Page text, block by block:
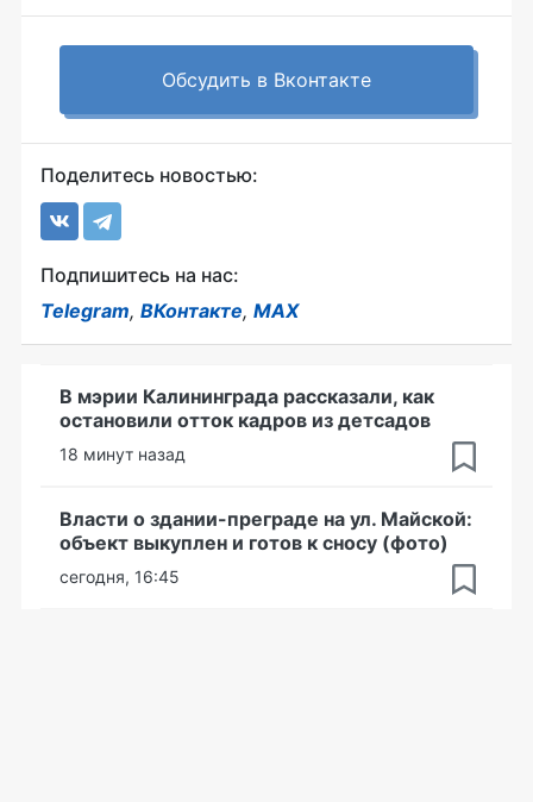
Обсудить в Вконтакте
Поделитесь новостью:
Подпишитесь на нас:
Telegram, ВКонтакте, MAX
В мэрии Калининграда рассказали, как
остановили отток кадров из детсадов
18 минут назад
Власти о здании-преграде на ул. Майской:
объект выкуплен и готов к сносу (фото)
сегодня, 16:45